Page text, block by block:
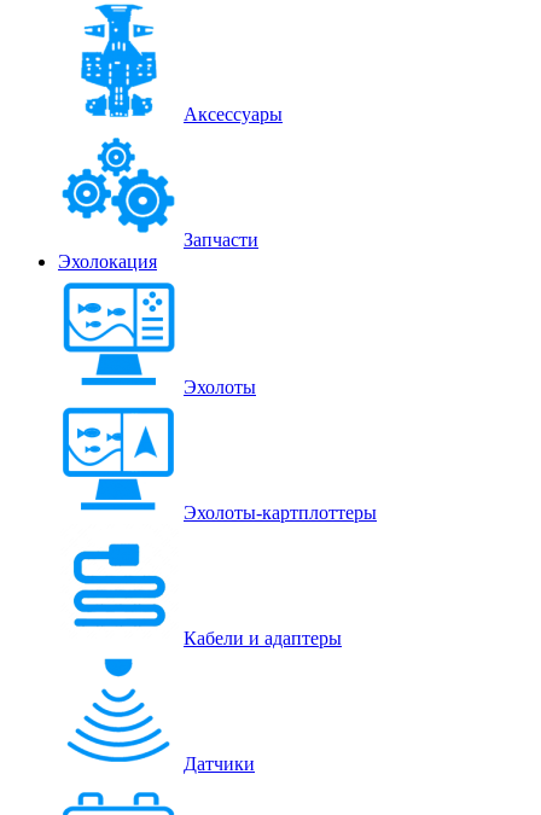
Аксессуары
Запчасти
Эхолокация
Эхолоты
Эхолоты-картплоттеры
Кабели и адаптеры
Датчики